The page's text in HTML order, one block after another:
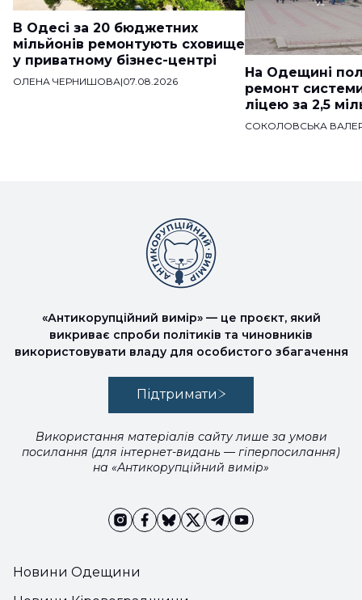
В Одесі за 20 бюджетних
мільйонів ремонтують сховище
у приватному бізнес-центрі
ОЛЕНА ЧЕРНИШОВА|07.08.2026
На Одещині
ремонт
ліцею за 2,5
СОКОЛОВСЬКА
Новини Одещини
«Антикорупційний вимір» — це проєкт, який
викриває спроби політиків та чиновників
використовувати владу для особистого збагачення
Підтримати
Використання матеріалів сайту лише за умови
посилання (для інтернет-видань — гіперпосилання)
на «Антикорупційний вимір»